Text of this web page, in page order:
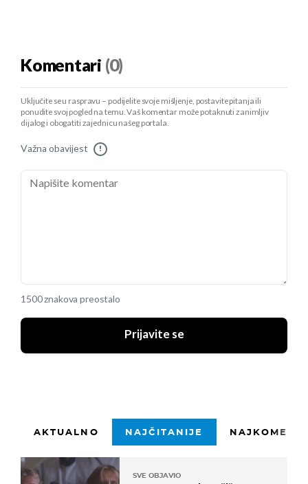
Komentari (0)
Uključite se u raspravu – podijelite svoje mišljenje, postavite pitanja ili
ponudite svoj pogled na temu. Vaš komentar može potaknuti zanimljiv
dijalog i obogatiti zajednicu našeg portala.
Važna obavijest !
1500 znakova preostalo
Prijavite se
AKTUALNO NAJČITANIJE
SVE OBJAVIO